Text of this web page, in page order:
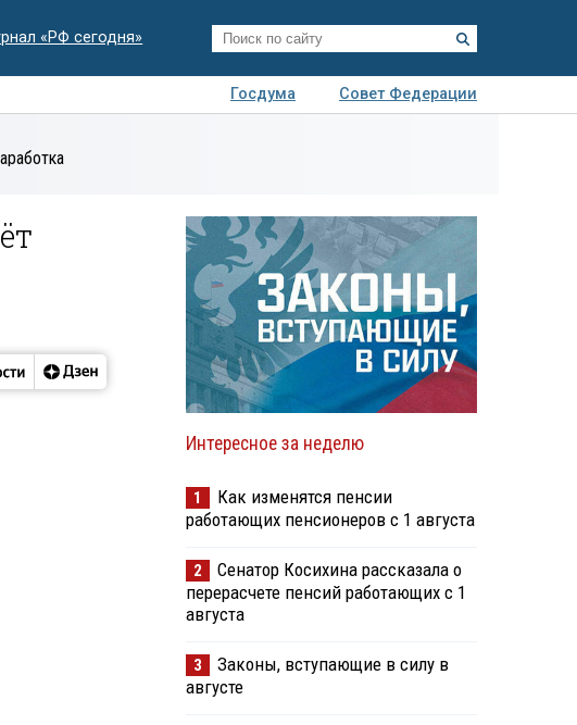
«РФ сегодня»
Госдума
Совет Федерации
экспертиза
Интересное за неделю
1
Как изменятся пенсии
работающих пенсионеров с 1 августа
2
Сенатор Косихина рассказала о
перерасчете пенсий работающих с 1
августа
3
Законы, вступающие в силу в
августе